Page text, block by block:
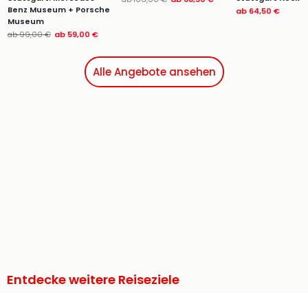
Benz Museum + Porsche
Museum
ab99,00 € ab 59,00 €
ab 64,50 €
Alle Angebote ansehen
Entdecke weitere Reiseziele